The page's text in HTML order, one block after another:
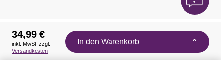
Auszeichnungen
34,99 €
inkl. MwSt. zzgl.
Versandkosten
In den Warenkorb